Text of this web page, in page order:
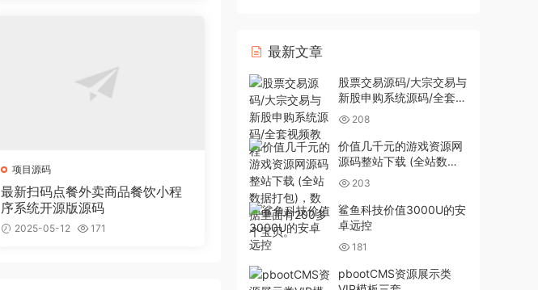
项目源码
最新扫码点餐外卖商品餐饮小程
序系统开源版源码
2025-05-12 171
最新文章
股票交易源码/大宗交易与
新股申购系统源码/全套视
频教程
208
价值几千元的游戏资源网
源码整站下载 (全站数据
打包)，数据里面有200多
个宝贝。
203
鲨鱼科技价值3000U的安
卓远控
181
pbootCMS资源展示类